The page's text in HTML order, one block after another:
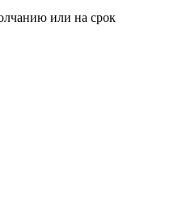
или на срок